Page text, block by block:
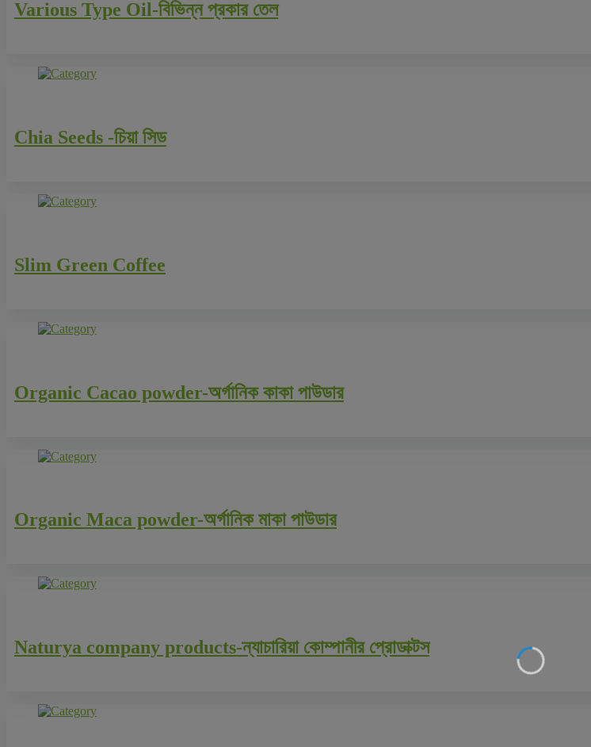
Various Type Oil-বিভিন্ন প্রকার তেল
Chia Seeds -চিয়া সিড
Slim Green Coffee
Organic Cacao powder-অর্গানিক কাকা পাউডার
Organic Maca powder-অর্গানিক মাকা পাউডার
Naturya company products-ন্যাচারিয়া কোম্পানীর প্রোডাক্টস